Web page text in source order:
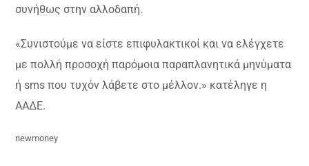
συνήθως στην αλλοδαπή.
«Συνιστούμε να είστε επιφυλακτικοί και να ελέγχετε
με πολλή προσοχή παρόμοια παραπλανητικά μηνύματα
ή sms που τυχόν λάβετε στο μέλλον.» κατέληγε η
ΑΑΔΕ.
newmoney